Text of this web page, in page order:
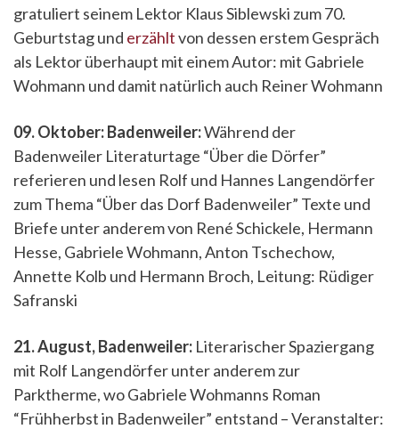
gratuliert seinem Lektor Klaus Siblewski zum 70.
Geburtstag und erzähltvon dessen erstem Gespräch
als Lektor überhaupt mit einem Autor: mit Gabriele
Wohmann und damit natürlich auch Reiner Wohmann
09. Oktober: Badenweiler:Während der
Badenweiler Literaturtage “Über die Dörfer”
referieren und lesen Rolf und Hannes Langendörfer
zum Thema “Über das Dorf Badenweiler” Texte und
Briefe unter anderem von René Schickele, Hermann
Hesse, Gabriele Wohmann, Anton Tschechow,
Annette Kolb und Hermann Broch, Leitung: Rüdiger
Safranski
21. August, Badenweiler: Literarischer Spaziergang
mit Rolf Langendörfer unter anderem zur
Parktherme, wo Gabriele Wohmanns Roman
“Frühherbst in Badenweiler” entstand – Veranstalter: